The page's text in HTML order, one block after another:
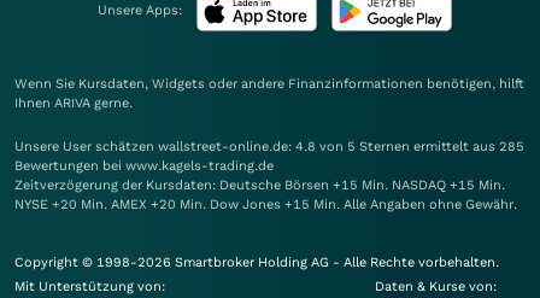
Unsere Apps:
Wenn Sie Kursdaten, Widgets oder andere Finanzinformationen benötigen, hilft
Ihnen ARIVA gerne.
Unsere User schätzen wallstreet-online.de: 4.8 von 5 Sternen ermittelt aus 285
Bewertungen bei www.kagels-trading.de
Zeitverzögerung der Kursdaten: Deutsche Börsen +15 Min. NASDAQ +15 Min.
NYSE +20 Min. AMEX +20 Min. Dow Jones +15 Min. Alle Angaben ohne Gewähr.
Copyright © 1998-2026 Smartbroker Holding AG - Alle Rechte vorbehalten.
Mit Unterstützung von:
Daten & Kurse von: